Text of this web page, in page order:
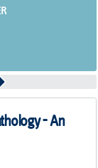
- An